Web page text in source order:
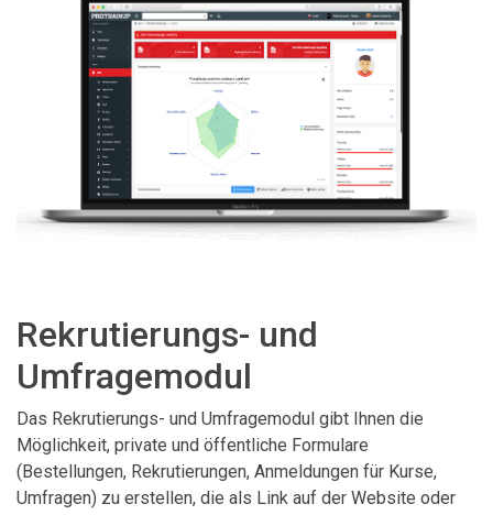
Rekrutierungs- und
Umfragemodul
Das Rekrutierungs- und Umfragemodul gibt Ihnen die
Möglichkeit, private und öffentliche Formulare
(Bestellungen, Rekrutierungen, Anmeldungen für Kurse,
Umfragen) zu erstellen, die als Link auf der Website oder